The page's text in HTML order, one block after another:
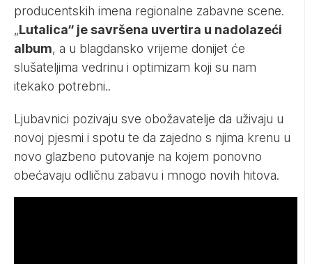
producentskih imena regionalne zabavne scene.
„Lutalica“ je savršena uvertira u nadolazeći
album, a u blagdansko vrijeme donijet će
slušateljima vedrinu i optimizam koji su nam
itekako potrebni..
Ljubavnici pozivaju sve obožavatelje da uživaju u
novoj pjesmi i spotu te da zajedno s njima krenu u
novo glazbeno putovanje na kojem ponovno
obećavaju odličnu zabavu i mnogo novih hitova.